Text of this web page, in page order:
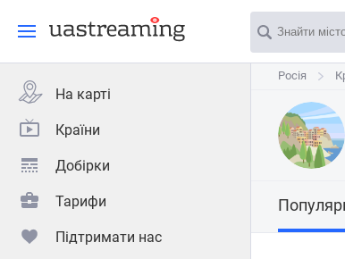
На карті
Країни
Добірки
Тарифи
Підтримати нас
Росія
Росія